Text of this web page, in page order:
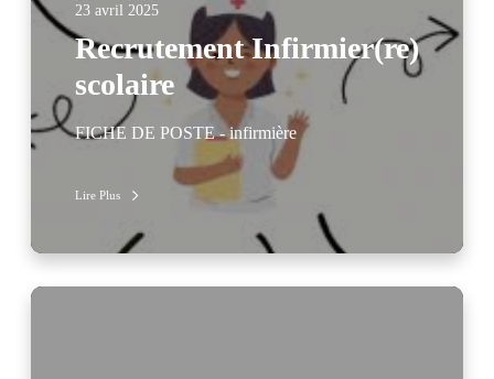
23 avril 2025
Recrutement Infirmier(re)
scolaire
FICHE DE POSTE - infirmière
Lire Plus